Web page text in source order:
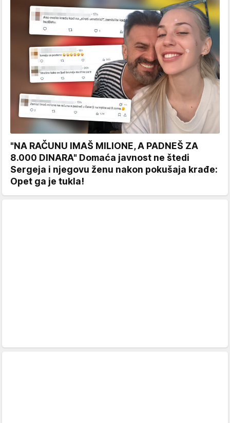
"NA RAČUNU IMAŠ MILIONE, A PADNEŠ ZA
8.000 DINARA" Domaća javnost ne štedi
Sergeja i njegovu ženu nakon pokušaja krađe:
Opet ga je tukla!